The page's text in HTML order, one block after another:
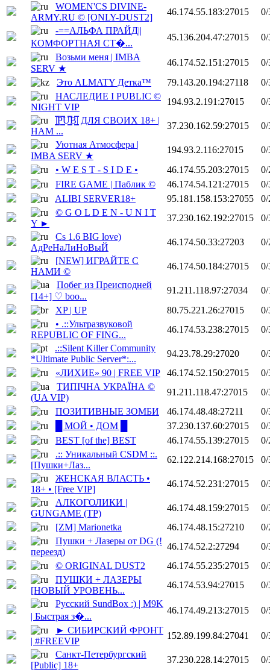
WOMEN'CS DIVINE-
ARMY.RU © [ONLY-DUST2]
46.174.55.183:27015
0/
-==АЛЬФА ПРАЙД||
КОМФОРТНАЯ СТ�...
45.136.204.47:27015
0/
Возьми меня | IMBA
SERV ★
46.174.52.151:27015
0/
Это ALMATY Детка™
79.143.20.194:27118
0/
НАСЛЕДИЕ I PUBLIC ©
NIGHT VIP
194.93.2.191:27015
0/
|͇̿P͇̿U͇̿B͇̿| ДЛЯ СВОИХ 18+ |
НАМ ...
37.230.162.59:27015
0/
Уютная Атмосфера |
IMBA SERV ★
194.93.2.116:27015
0/
• W E S T - S I D E •
46.174.55.203:27015
0/
FIRE GAME | Паблик ©
46.174.54.121:27015
0/
ALIBI SERVER18+
95.181.158.153:27055
0/
© G O L D E N - U N I T
Y ►
37.230.162.192:27015
0/
Cs 1.6 BIG love)
АдРеНаЛиНоВыЙ
46.174.50.33:27203
0/
[NEW] ИГРАЙТЕ С
НАМИ ©
46.174.50.184:27015
0/
Побег из Преисподней
[14+] ♡ boo...
91.211.118.97:27034
0/
XP | UP
80.75.221.26:27015
0/
• .::Ультразвуковой
REPUBLIC OF FING...
46.174.53.238:27015
0/
.::Silent Killer Community
*Ultimate Public Server*:...
94.23.78.29:27020
0/
«ЛИХИЕ» 90 | FREE VIP
46.174.52.150:27015
0/
ТИПІЧНА УКРАЇНА ©
(UA VIP)
91.211.118.47:27015
0/
ПОЗИТИВНЫЕ ЗОМБИ
46.174.48.48:27211
0/
█ МОЙ • ДОМ █
37.230.137.60:27015
0/
BEST [of the] BEST
46.174.55.139:27015
0/
.:: Уникальный CSDM ::.
[Пушки+Лаз...
62.122.214.168:27015
0/
ЖЕНСКАЯ ВЛАСТЬ •
18+ • [Free VIP]
46.174.52.231:27015
0/
АЛКОГОЛИКИ |
GUNGAME (TP)
46.174.48.159:27015
0/
[ZM] Marionetka
46.174.48.15:27210
0/
Пушки + Лазеры от DG (!
переезд)
46.174.52.2:27294
0/
© ORIGINAL DUST2
46.174.55.235:27015
0/
ПУШКИ + ЛАЗЕРЫ
[НОВЫЙ УРОВЕНЬ...
46.174.53.94:27015
0/
Русский SundBox :) | M9K
| Быстрая з�...
46.174.49.213:27015
0/
► СИБИРСКИЙ ФРОНТ
| #FREEVIP
152.89.199.84:27041
0/
Санкт-Петербургский
[Public] 18+
37.230.228.14:27015
0/